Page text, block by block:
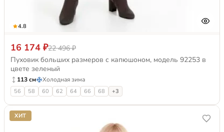
4.8
16 174 ₽22 496 ₽
Пуховик больших размеров с капюшоном, модель 92253 в
цвете зеленый
113 см Холодная зима
56 58 60 62 64 66 68 +3
ХИТ